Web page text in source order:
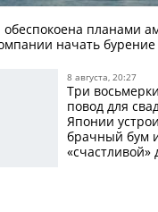
обеспокоена планами
начать бурение
8 августа, 20:27
Три
повод для
Японии
брачный бум
«счастливой»